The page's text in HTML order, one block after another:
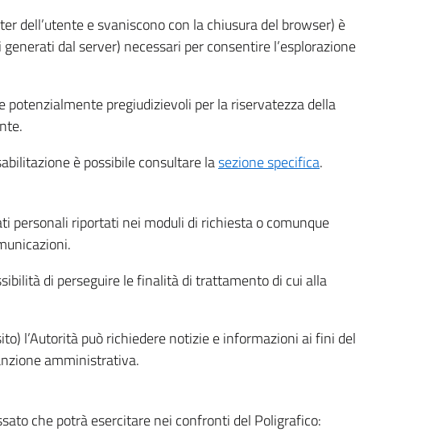
dell’utente e svaniscono con la chiusura del browser) è
dal server) necessari per consentire l’esplorazione
pregiudizievoli per la riservatezza della
è possibile consultare lasezione specifica.
personali riportati nei moduli di richiesta o comunque
di perseguire le finalità di trattamento di cui alla
l’Autorità può richiedere notizie e informazioni ai fini del
amministrativa.
che potrà esercitare nei confronti del Poligrafico: